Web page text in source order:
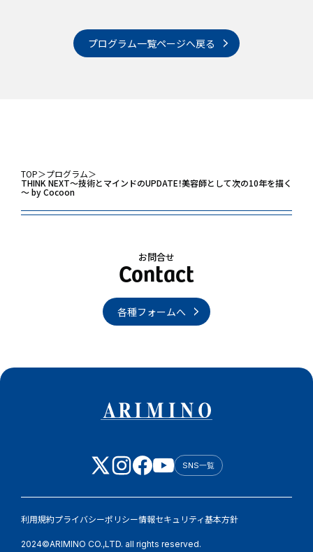
プログラム一覧ページへ戻る
TOP＞プログラム＞
THINK NEXT～技術とマインドのUPDATE！美容師として次の10年を描く
～ by Cocoon
お問合せ
各種フォームへ
SNS一覧
利用規約プライバシーポリシー情報セキュリティ基本方針
2024©ARIMINO CO.,LTD. all rights reserved.